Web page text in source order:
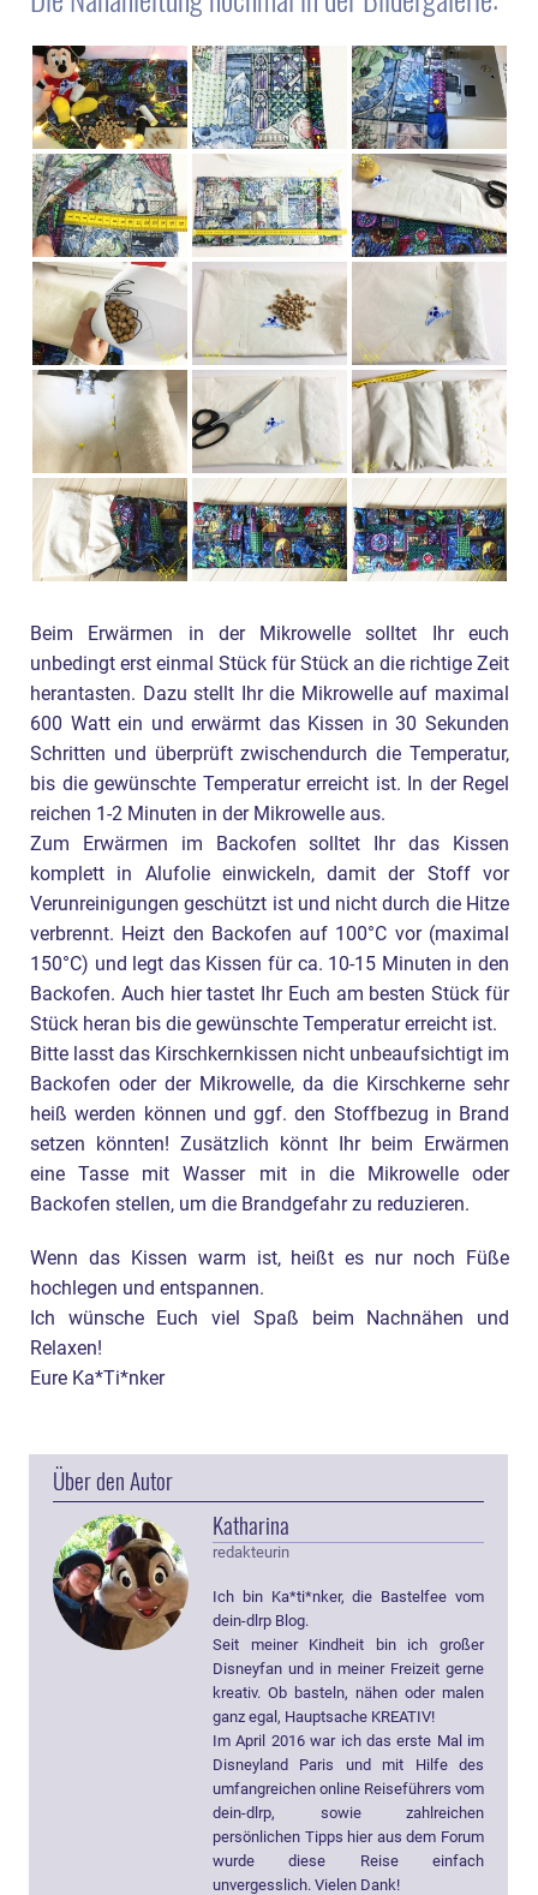
Beim Erwärmen in der Mikrowelle solltet Ihr euch
unbedingt erst einmal Stück für Stück an die richtige Zeit
herantasten. Dazu stellt Ihr die Mikrowelle auf maximal
600 Watt ein und erwärmt das Kissen in 30 Sekunden
Schritten und überprüft zwischendurch die Temperatur,
bis die gewünschte Temperatur erreicht ist. In der Regel
reichen 1-2 Minuten in der Mikrowelle aus.
Zum Erwärmen im Backofen solltet Ihr das Kissen
komplett in Alufolie einwickeln, damit der Stoff vor
Verunreinigungen geschützt ist und nicht durch die Hitze
verbrennt. Heizt den Backofen auf 100°C vor (maximal
150°C) und legt das Kissen für ca. 10-15 Minuten in den
Backofen. Auch hier tastet Ihr Euch am besten Stück für
Stück heran bis die gewünschte Temperatur erreicht ist.
Bitte lasst das Kirschkernkissen nicht unbeaufsichtigt im
Backofen oder der Mikrowelle, da die Kirschkerne sehr
heiß werden können und ggf. den Stoffbezug in Brand
setzen könnten! Zusätzlich könnt Ihr beim Erwärmen
eine Tasse mit Wasser mit in die Mikrowelle oder
Backofen stellen, um die Brandgefahr zu reduzieren.
Wenn das Kissen warm ist, heißt es nur noch Füße
hochlegen und entspannen.
Ich wünsche Euch viel Spaß beim Nachnähen und
Relaxen!
Eure Ka*Ti*nker
Über den Autor
Katharina
redakteurin
Ich bin Ka*ti*nker, die Bastelfee vom
dein-dlrp Blog.
Seit meiner Kindheit bin ich großer
Disneyfan und in meiner Freizeit gerne
kreativ. Ob basteln, nähen oder malen
ganz egal, Hauptsache KREATIV!
Im April 2016 war ich das erste Mal im
Disneyland Paris und mit Hilfe des
umfangreichen online Reiseführers vom
dein-dlrp, sowie zahlreichen
persönlichen Tipps hier aus dem Forum
wurde diese Reise einfach
unvergesslich. Vielen Dank!